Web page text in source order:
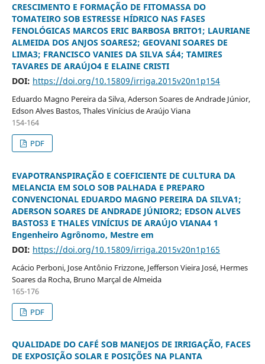
CRESCIMENTO E FORMAÇÃO DE FITOMASSA DO
TOMATEIRO SOB ESTRESSE HÍDRICO NAS FASES
FENOLÓGICAS MARCOS ERIC BARBOSA BRITO1; LAURIANE
ALMEIDA DOS ANJOS SOARES2; GEOVANI SOARES DE
LIMA3; FRANCISCO VANIES DA SILVA SÁ4; TAMIRES
TAVARES DE ARAÚJO4 E ELAINE CRISTI
DOI: https://doi.org/10.15809/irriga.2015v20n1p154
Eduardo Magno Pereira da Silva, Aderson Soares de Andrade Júnior,
Edson Alves Bastos, Thales Vinícius de Araújo Viana
154-164
PDF
EVAPOTRANSPIRAÇÃO E COEFICIENTE DE CULTURA DA
MELANCIA EM SOLO SOB PALHADA E PREPARO
CONVENCIONAL EDUARDO MAGNO PEREIRA DA SILVA1;
ADERSON SOARES DE ANDRADE JÚNIOR2; EDSON ALVES
BASTOS3 E THALES VINÍCIUS DE ARAÚJO VIANA4 1
Engenheiro Agrônomo, Mestre em
DOI: https://doi.org/10.15809/irriga.2015v20n1p165
Acácio Perboni, Jose Antônio Frizzone, Jefferson Vieira José, Hermes
Soares da Rocha, Bruno Marçal de Almeida
165-176
PDF
QUALIDADE DO CAFÉ SOB MANEJOS DE IRRIGAÇÃO, FACES
DE EXPOSIÇÃO SOLAR E POSIÇÕES NA PLANTA